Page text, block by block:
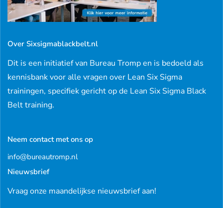
Over Sixsigmablackbelt.nl
Dit is een initiatief van Bureau Tromp en is bedoeld als
kennisbank voor alle vragen over Lean Six Sigma
trainingen, specifiek gericht op de Lean Six Sigma Black
Belt training.
Neem contact met ons op
info@bureautromp.nl
Nieuwsbrief
Vraag onze maandelijkse nieuwsbrief aan!